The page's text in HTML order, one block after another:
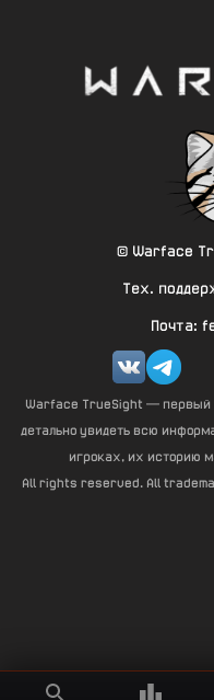
© Warface
Тех.
Почта:
Warface TrueSight — первый
детально увидеть всю
игроках, их историю
All rights reserved. All